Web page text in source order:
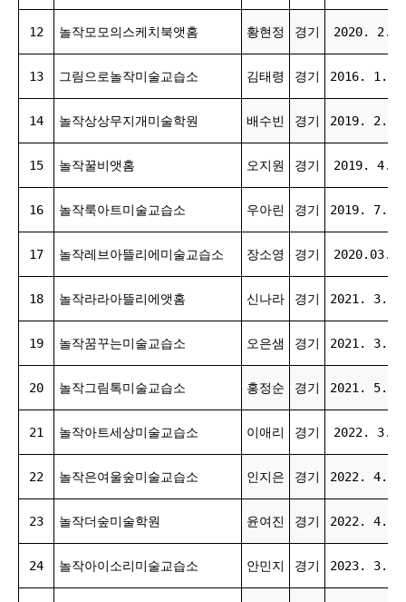
12 놀작모모의스케치북앳홈 황현정 경기 2020. 2. 5
13 그림으로놀작미술교습소 김태령 경기 2016. 1.
14 놀작상상무지개미술학원 배수빈 경기 2019. 2.
15 놀작꿀비앳홈 오지원 경기 2019. 4. 6
16 놀작룩아트미술교습소 우아린 경기 2019. 7.
17 놀작레브아뜰리에미술교습소 장소영 경기 2020.03.25
18 놀작라라아뜰리에앳홈 신나라 경기 2021. 3.
19 놀작꿈꾸는미술교습소 오은샘 경기 2021. 3.
20 놀작그림톡미술교습소 홍정순 경기 2021. 5.
21 놀작아트세상미술교습소 이애리 경기 2022. 3. 3
22 놀작은여울숲미술교습소 인지은 경기 2022. 4.
23 놀작더숲미술학원 윤여진 경기 2022. 4.
24 놀작아이소리미술교습소 안민지 경기 2023. 3.